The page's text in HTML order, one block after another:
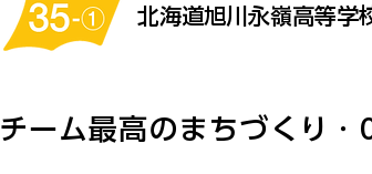
北海道旭川永嶺高等学
チーム最高のまちづくり